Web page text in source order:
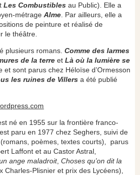
Les Combustibles au Public). Elle a
métrageAlme . Par ailleurs, elle a
de peinture et réalisé de
le théâtre.
plusieurs romans.Comme des larmes
de la terre etLà où la lumière se
et sont parus chez Héloïse d’Ormesson
les ruines de Villers a été publié
né en 1955 sur la frontière franco-
paru en 1977 chez Seghers, suivi de
poèmes, textes courts), parus
Laffont et au Castor Astral,
ange maladroit,Choses qu’on dit la
Charles-Plisnier et prix des Lycéens),